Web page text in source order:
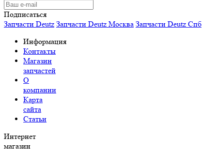
Подписаться
Запчасти Deutz Запчасти Deutz Москва Запчасти Deutz Спб
Информация
Контакты
Магазин
запчастей
О
компании
Карта
сайта
Статьи
Интернет
магазин